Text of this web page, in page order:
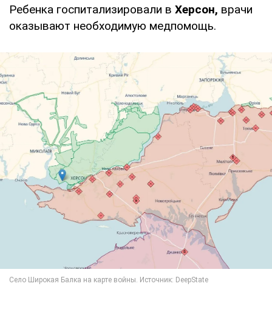
Ребенка госпитализировали в Херсон, врачи
оказывают необходимую медпомощь.